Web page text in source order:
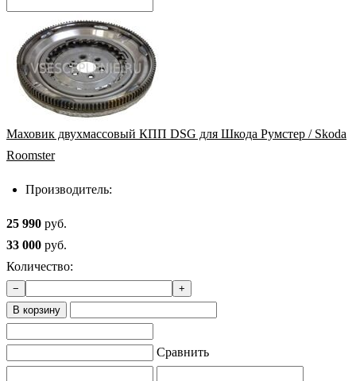
Маховик двухмассовый КПП DSG для Шкода Румстер / Skoda
Roomster
Производитель:
25 990 руб.
33 000 руб.
Количество:
−
+
В корзину
Сравнить